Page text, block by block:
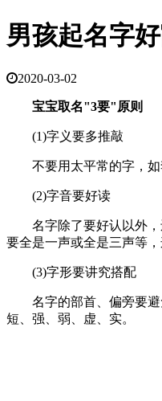
男孩起名字
2020-03-02
宝宝取名"3要"原则
(1)字义要多推敲
不要用太平常的字，如
(2)字音要好读
名字除了要好认以外，
要全是一声或全是三声等，
(3)字形要讲究搭配
名字的部首、偏旁要避免
短、强、弱、虚、实。